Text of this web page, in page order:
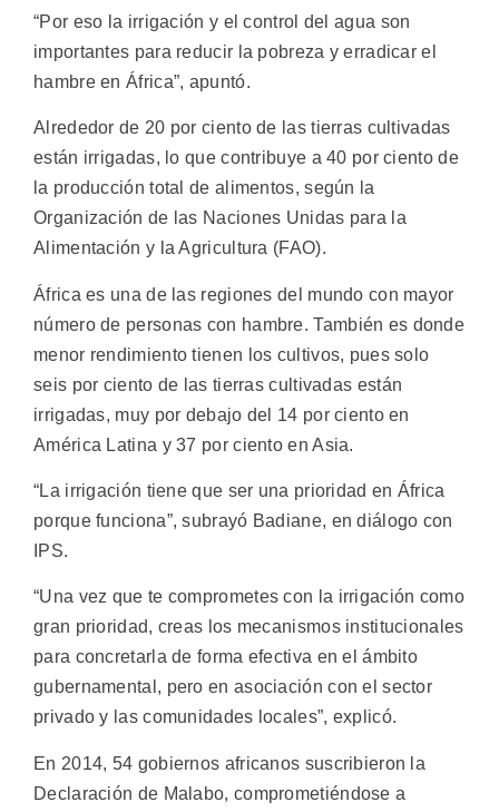
“Por eso la irrigación y el control del agua son
importantes para reducir la pobreza y erradicar el
hambre en África”, apuntó.
Alrededor de 20 por ciento de las tierras cultivadas
están irrigadas, lo que contribuye a 40 por ciento de
la producción total de alimentos, según la
Organización de las Naciones Unidas para la
Alimentación y la Agricultura (FAO).
África es una de las regiones del mundo con mayor
número de personas con hambre. También es donde
menor rendimiento tienen los cultivos, pues solo
seis por ciento de las tierras cultivadas están
irrigadas, muy por debajo del 14 por ciento en
América Latina y 37 por ciento en Asia.
“La irrigación tiene que ser una prioridad en África
porque funciona”, subrayó Badiane, en diálogo con
IPS.
“Una vez que te comprometes con la irrigación como
gran prioridad, creas los mecanismos institucionales
para concretarla de forma efectiva en el ámbito
gubernamental, pero en asociación con el sector
privado y las comunidades locales”, explicó.
En 2014, 54 gobiernos africanos suscribieron la
Declaración de Malabo, comprometiéndose a